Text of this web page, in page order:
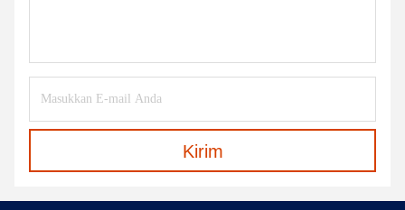
Kirim